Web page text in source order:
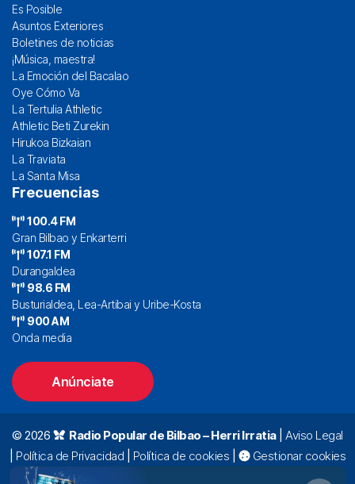
Es Posible
Asuntos Exteriores
Boletines de noticias
¡Música, maestra!
La Emoción del Bacalao
Oye Cómo Va
La Tertulia Athletic
Athletic Beti Zurekin
Hirukoa Bizkaian
La Traviata
La Santa Misa
Frecuencias
100.4 FM
Gran Bilbao y Enkarterri
107.1 FM
Durangaldea
98.6 FM
Busturialdea, Lea-Artibai y Uribe-Kosta
900 AM
Onda media
Anúnciate
© 2026 Radio Popular de Bilbao – Herri Irratia| Aviso Legal
Política de Privacidad Política de cookies
Gestionar cookies
Alda. Mazarredo, 47 – 7º 48009 Bilbao |
94 423 92 00|